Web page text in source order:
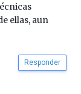
ellas, aun
Responder